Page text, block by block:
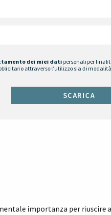
dei miei dati personali per
attraverso l’utilizzo sia di
importanza per riuscire